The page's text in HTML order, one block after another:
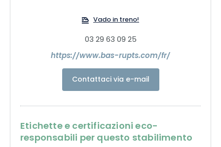
Vado in treno!
03 29 63 09 25
https://www.bas-rupts.com/fr/
Contattaci via e-mail
Etichette e certificazioni eco-
responsabili per questo stabilimento